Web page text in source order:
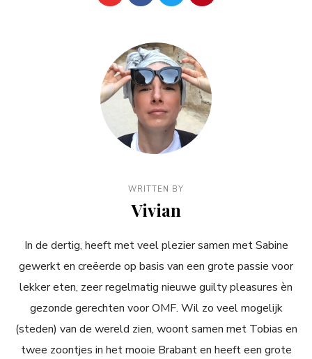
WRITTEN BY
Vivian
In de dertig, heeft met veel plezier samen met Sabine
gewerkt en creëerde op basis van een grote passie voor
lekker eten, zeer regelmatig nieuwe guilty pleasures èn
gezonde gerechten voor OMF. Wil zo veel mogelijk
(steden) van de wereld zien, woont samen met Tobias en
twee zoontjes in het mooie Brabant en heeft een grote